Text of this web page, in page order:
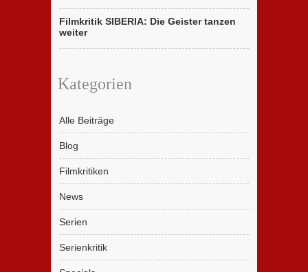
Filmkritik SIBERIA: Die Geister tanzen
weiter
Kategorien
Alle Beiträge
Blog
Filmkritiken
News
Serien
Serienkritik